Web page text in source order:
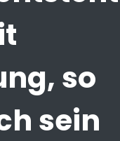
so
sein